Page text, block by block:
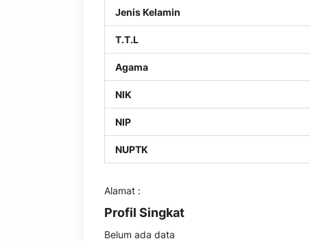
Jenis Kelamin
T.T.L
Agama
NIK
NIP
NUPTK
Alamat :
Profil Singkat
Belum ada data